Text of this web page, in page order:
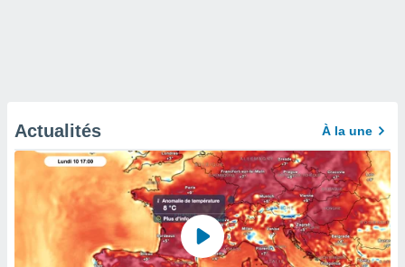
Actualités À la une